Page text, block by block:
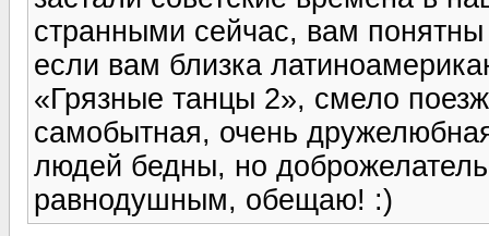
странными сейчас, вам
если вам близка
«Грязные танцы 2», смело
самобытная, очень
людей бедны, но
равнодушным, обещаю! :)